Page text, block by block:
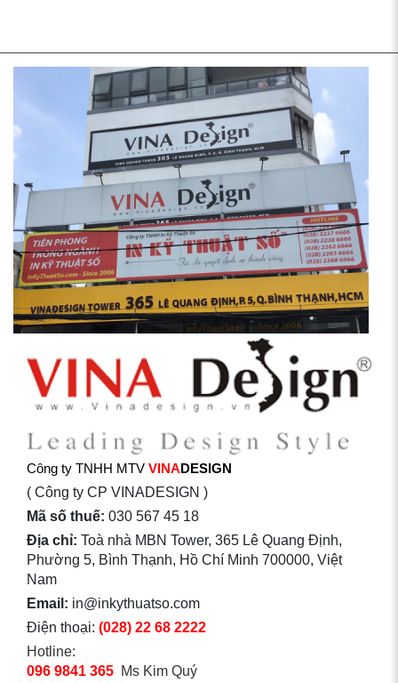
Công ty TNHH MTV VINADESIGN
( Công ty CP VINADESIGN )
Mã số thuế: 030 567 45 18
Địa chỉ: Toà nhà MBN Tower, 365 Lê Quang Định,
Phường 5, Bình Thạnh, Hồ Chí Minh 700000, Việt
Nam
Email: in@inkythuatso.com
Điện thoại: (028) 22 68 2222
Hotline:
096 9841 365 Ms Kim Quý